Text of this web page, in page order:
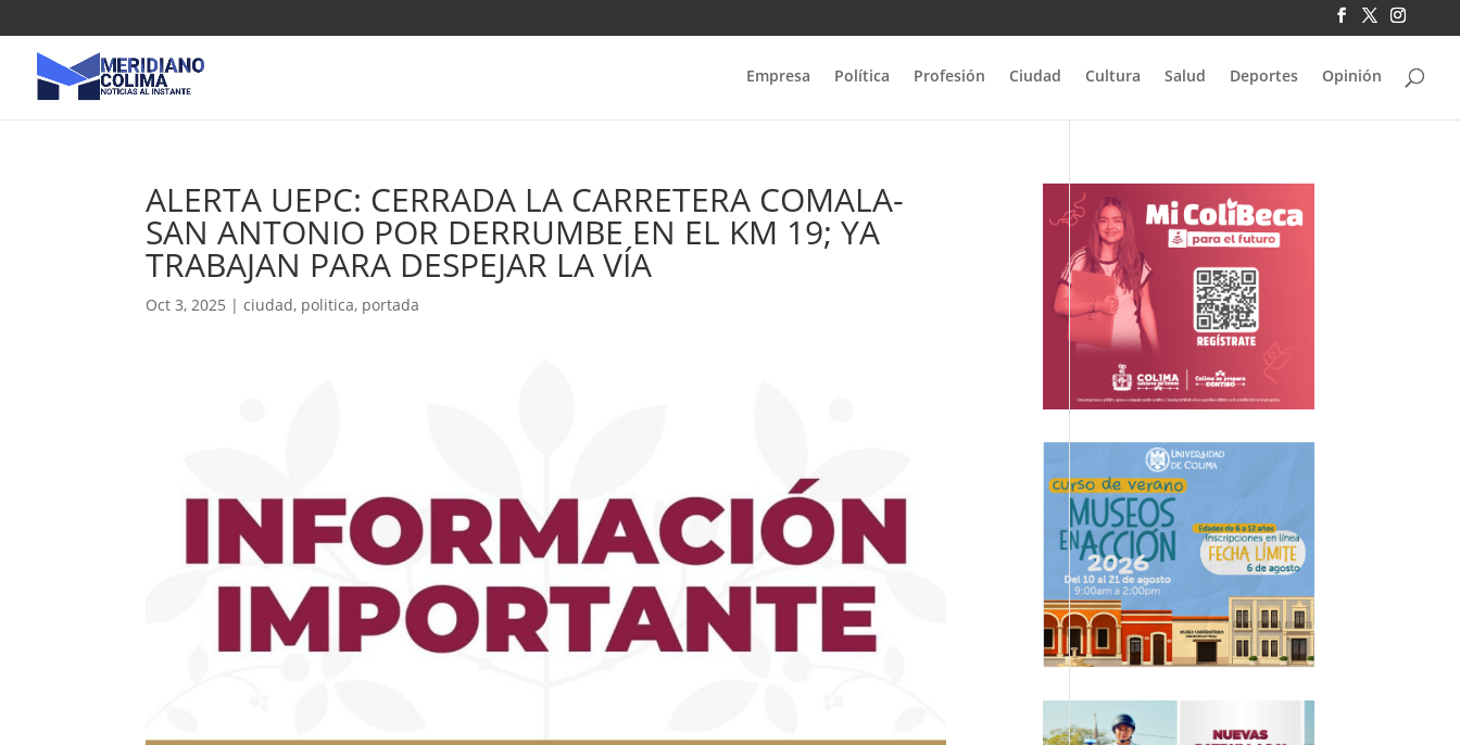
Empresa Política Profesión Ciudad Cultura Salud Deportes Opinión
ALERTA UEPC: CERRADA LA CARRETERA COMALA-
SAN ANTONIO POR DERRUMBE EN EL KM 19; YA
TRABAJAN PARA DESPEJAR LA VÍA
Oct 3, 2025 |ciudad, politica, portada